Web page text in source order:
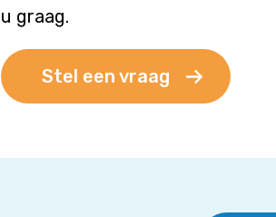
u graag.
Stel een vraag